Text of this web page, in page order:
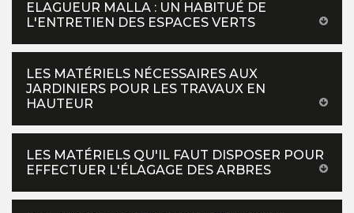
ELAGUEUR MALLA : UN HABITUÉ DE
L'ENTRETIEN DES ESPACES VERTS
LES MATÉRIELS NÉCESSAIRES AUX
JARDINIERS POUR LES TRAVAUX EN
HAUTEUR
LES MATÉRIELS QU'IL FAUT DISPOSER POUR
EFFECTUER L'ÉLAGAGE DES ARBRES